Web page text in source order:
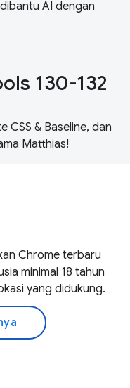
AI dengan
130-132
CSS & Baseline, dan
Matthias!
Chrome terbaru
minimal 18 tahun
yang didukung.